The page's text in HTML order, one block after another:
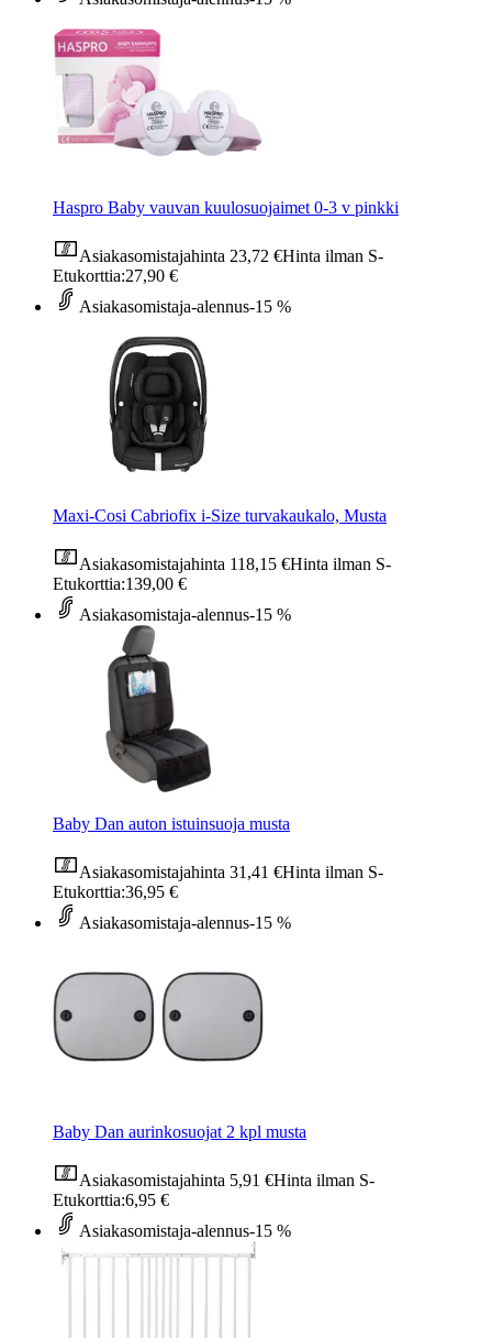
Haspro Baby vauvan kuulosuojaimet 0-3 v pinkki
Asiakasomistajahinta 23,72 €Hinta ilman S-
Etukorttia:27,90 €
Asiakasomistaja-alennus-15 %
Maxi-Cosi Cabriofix i-Size turvakaukalo, Musta
Asiakasomistajahinta 118,15 €Hinta ilman S-
Etukorttia:139,00 €
Asiakasomistaja-alennus-15 %
Baby Dan auton istuinsuoja musta
Asiakasomistajahinta 31,41 €Hinta ilman S-
Etukorttia:36,95 €
Asiakasomistaja-alennus-15 %
Baby Dan aurinkosuojat 2 kpl musta
Asiakasomistajahinta 5,91 €Hinta ilman S-
Etukorttia:6,95 €
Asiakasomistaja-alennus-15 %